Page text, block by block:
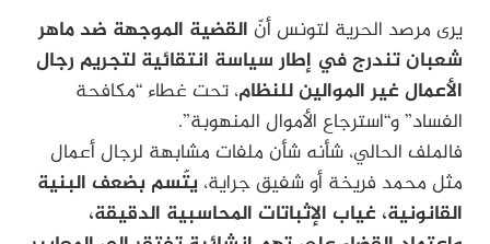
يرى مرصد الحرية لتونس أنّ القضية الموجهة ضد ماهر
شعبان تندرج في إطار سياسة انتقائية لتجريم رجال
الأعمال غير الموالين للنظام، تحت غطاء “مكافحة
الفساد” و“استرجاع الأموال المنهوبة”.
فالملف الحالي، شأنه شأن ملفات مشابهة لرجال أعمال
مثل محمد فريخة أو شفيق جراية، يتّسم بضعف البنية
القانونية، غياب الإثباتات المحاسبية الدقيقة،